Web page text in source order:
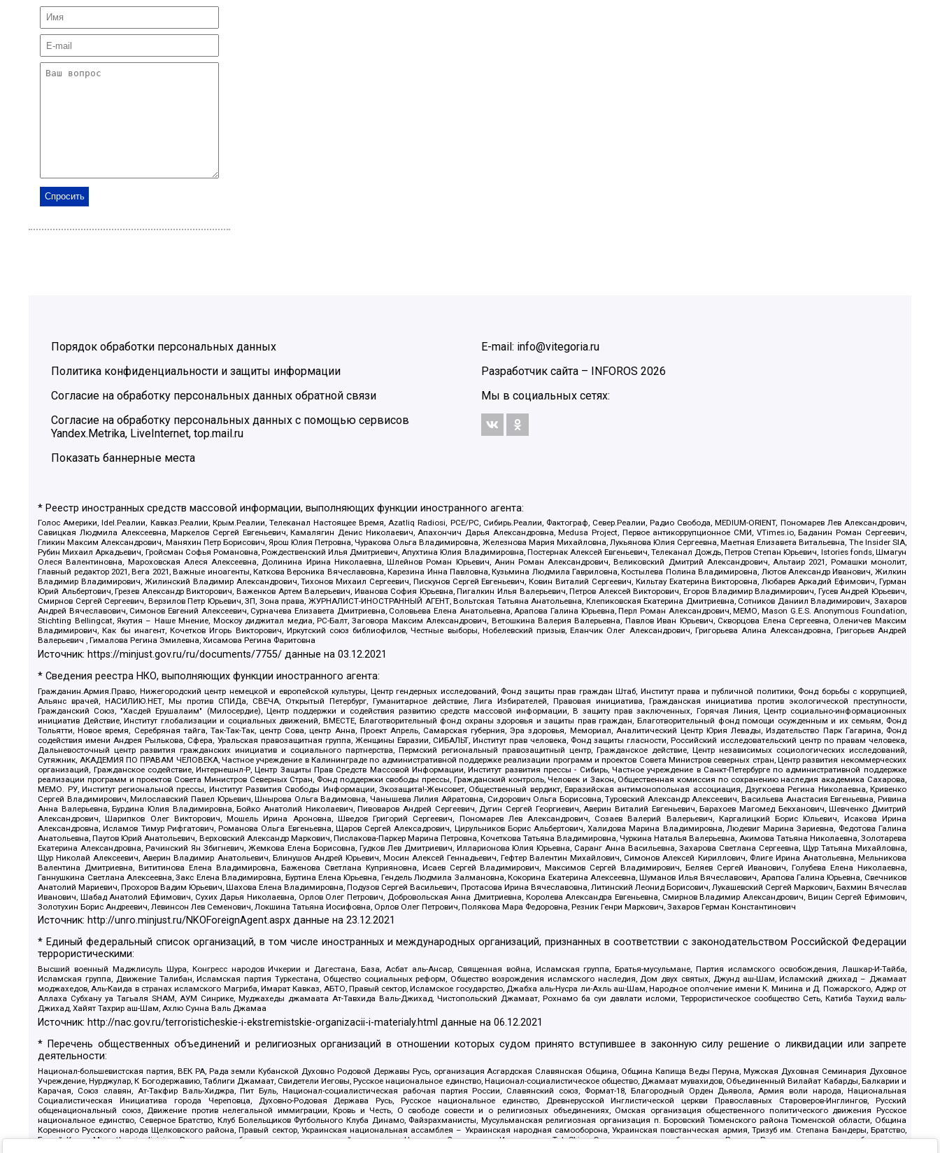
Порядок обработки персональных данных
Политика конфиденциальности и защиты информации
Согласие на обработку персональных данных обратной связи
Согласие на обработку персональных данных с помощью сервисов
Yandex.Metrika, LiveInternet, top.mail.ru
Показать баннерные места
E-mail: info@vitegoria.ru
Разработчик сайта – INFOROS 2026
Мы в социальных сетях:
* Реестр иностранных средств массовой информации, выполняющих функции иностранного агента:
Голос Америки, Idel.Реалии, Кавказ.Реалии, Крым.Реалии, Телеканал Настоящее Время, Azatliq Radiosi, PCE/PC, Сибирь.Реалии, Фактограф, Север.Реалии, Радио Свобода, MEDIUM-ORIENT, Пономарев Лев Александрович,
Савицкая Людмила Алексеевна, Маркелов Сергей Евгеньевич, Камалягин Денис Николаевич, Апахончич Дарья Александровна, Medusa Project, Первое антикоррупционное СМИ, VTimes.io, Баданин Роман Сергеевич,
Гликин Максим Александрович, Маняхин Петр Борисович, Ярош Юлия Петровна, Чуракова Ольга Владимировна, Железнова Мария Михайловна, Лукьянова Юлия Сергеевна, Маетная Елизавета Витальевна, The Insider SIA,
Рубин Михаил Аркадьевич, Гройсман Софья Романовна, Рождественский Илья Дмитриевич, Апухтина Юлия Владимировна, Постернак Алексей Евгеньевич, Телеканал Дождь, Петров Степан Юрьевич, Istories fonds, Шмагун
Олеся Валентиновна, Мароховская Алеся Алексеевна, Долинина Ирина Николаевна, Шлейнов Роман Юрьевич, Анин Роман Александрович, Великовский Дмитрий Александрович, Альтаир 2021, Ромашки монолит,
Главный редактор 2021, Вега 2021, Важные иноагенты, Каткова Вероника Вячеславовна, Карезина Инна Павловна, Кузьмина Людмила Гавриловна, Костылева Полина Владимировна, Лютов Александр Иванович, Жилкин
Владимир Владимирович, Жилинский Владимир Александрович, Тихонов Михаил Сергеевич, Пискунов Сергей Евгеньевич, Ковин Виталий Сергеевич, Кильтау Екатерина Викторовна, Любарев Аркадий Ефимович, Гурман
Юрий Альбертович, Грезев Александр Викторович, Важенков Артем Валерьевич, Иванова София Юрьевна, Пигалкин Илья Валерьевич, Петров Алексей Викторович, Егоров Владимир Владимирович, Гусев Андрей Юрьевич,
Смирнов Сергей Сергеевич, Верзилов Петр Юрьевич, ЗП, Зона права, ЖУРНАЛИСТ-ИНОСТРАННЫЙ АГЕНТ, Вольтская Татьяна Анатольевна, Клепиковская Екатерина Дмитриевна, Сотников Даниил Владимирович, Захаров
Андрей Вячеславович, Симонов Евгений Алексеевич, Сурначева Елизавета Дмитриевна, Соловьева Елена Анатольевна, Арапова Галина Юрьевна, Перл Роман Александрович, МЕМО, Mason G.E.S. Anonymous Foundation,
Stichting Bellingcat, Якутия – Наше Мнение, Москоу диджитал медиа, РС-Балт, Заговора Максим Александрович, Ветошкина Валерия Валерьевна, Павлов Иван Юрьевич, Скворцова Елена Сергеевна, Оленичев Максим
Владимирович, Как бы инагент, Кочетков Игорь Викторович, Иркутский союз библиофилов, Честные выборы, Нобелевский призыв, Еланчик Олег Александрович, Григорьева Алина Александровна, Григорьев Андрей
Валерьевич , Гималова Регина Эмилевна, Хисамова Регина Фаритовна
Источник: https://minjust.gov.ru/ru/documents/7755/ данные на03.12.2021
* Сведения реестра НКО, выполняющих функции иностранного агента:
Гражданин.Армия.Право, Нижегородский центр немецкой и европейской культуры, Центр гендерных исследований, Фонд защиты прав граждан Штаб, Институт права и публичной политики, Фонд борьбы с коррупцией,
Альянс врачей, НАСИЛИЮ.НЕТ, Мы против СПИДа, СВЕЧА, Открытый Петербург, Гуманитарное действие, Лига Избирателей, Правовая инициатива, Гражданская инициатива против экологической преступности,
Гражданский Союз, "Хасдей Ерушалаим" (Милосердие), Центр поддержки и содействия развитию средств массовой информации, В защиту прав заключенных, Горячая Линия, Центр социально-информационных
инициатив Действие, Институт глобализации и социальных движений, ВМЕСТЕ, Благотворительный фонд охраны здоровья и защиты прав граждан, Благотворительный фонд помощи осужденным и их семьям, Фонд
Тольятти, Новое время, Серебряная тайга, Так-Так-Так, центр Сова, центр Анна, Проект Апрель, Самарская губерния, Эра здоровья, Мемориал, Аналитический Центр Юрия Левады, Издательство Парк Гагарина, Фонд
содействия имени Андрея Рылькова, Сфера, Уральская правозащитная группа, Женщины Евразии, СИБАЛЬТ, Институт прав человека, Фонд защиты гласности, Российский исследовательский центр по правам человека,
Дальневосточный центр развития гражданских инициатив и социального партнерства, Пермский региональный правозащитный центр, Гражданское действие, Центр независимых социологических исследований,
Сутяжник, АКАДЕМИЯ ПО ПРАВАМ ЧЕЛОВЕКА, Частное учреждение в Калининграде по административной поддержке реализации программ и проектов Совета Министров северных стран, Центр развития некоммерческих
организаций, Гражданское содействие, Интернешнл-Р, Центр Защиты Прав Средств Массовой Информации, Институт развития прессы - Сибирь, Частное учреждение в Санкт-Петербурге по административной поддержке
реализации программ и проектов Совета Министров Северных Стран, Фонд поддержки свободы прессы, Гражданский контроль, Человек и Закон, Общественная комиссия по сохранению наследия академика Сахарова,
МЕМО. РУ, Институт региональной прессы, Институт Развития Свободы Информации, Экозащита!-Женсовет, Общественный вердикт, Евразийская антимонопольная ассоциация, Дзугкоева Регина Николаевна, Кривенко
Сергей Владимирович, Милославский Павел Юрьевич, Шнырова Ольга Вадимовна, Чанышева Лилия Айратовна, Сидорович Ольга Борисовна, Туровский Александр Алексеевич, Васильева Анастасия Евгеньевна, Ривина
Анна Валерьевна, Бурдина Юлия Владимировна, Бойко Анатолий Николаевич, Пивоваров Андрей Сергеевич, Дугин Сергей Георгиевич, Аверин Виталий Евгеньевич, Барахоев Магомед Бекханович, Шевченко Дмитрий
Александрович, Шарипков Олег Викторович, Мошель Ирина Ароновна, Шведов Григорий Сергеевич, Пономарев Лев Александрович, Созаев Валерий Валерьевич, Каргалицкий Борис Юльевич, Исакова Ирина
Александровна, Исламов Тимур Рифгатович, Романова Ольга Евгеньевна, Щаров Сергей Алексадрович, Цирульников Борис Альбертович, Халидова Марина Владимировна, Людевиг Марина Зариевна, Федотова Галина
Анатольевна, Паутов Юрий Анатольевич, Верховский Александр Маркович, Пислакова-Паркер Марина Петровна, Кочеткова Татьяна Владимировна, Чуркина Наталья Валерьевна, Акимова Татьяна Николаевна, Золотарева
Екатерина Александровна, Рачинский Ян Збигневич, Жемкова Елена Борисовна, Гудков Лев Дмитриевич, Илларионова Юлия Юрьевна, Саранг Анна Васильевна, Захарова Светлана Сергеевна, Щур Татьяна Михайловна,
Щур Николай Алексеевич, Аверин Владимир Анатольевич, Блинушов Андрей Юрьевич, Мосин Алексей Геннадьевич, Гефтер Валентин Михайлович, Симонов Алексей Кириллович, Флиге Ирина Анатольевна, Мельникова
Валентина Дмитриевна, Вититинова Елена Владимировна, Баженова Светлана Куприяновна, Исаев Сергей Владимирович, Максимов Сергей Владимирович, Беляев Сергей Иванович, Голубева Елена Николаевна,
Ганнушкина Светлана Алексеевна, Закс Елена Владимировна, Буртина Елена Юрьевна, Гендель Людмила Залмановна, Кокорина Екатерина Алексеевна, Шуманов Илья Вячеславович, Арапова Галина Юрьевна, Свечников
Анатолий Мариевич, Прохоров Вадим Юрьевич, Шахова Елена Владимировна, Подузов Сергей Васильевич, Протасова Ирина Вячеславовна, Литинский Леонид Борисович, Лукашевский Сергей Маркович, Бахмин Вячеслав
Иванович, Шабад Анатолий Ефимович, Сухих Дарья Николаевна, Орлов Олег Петрович, Добровольская Анна Дмитриевна, Королева Александра Евгеньевна, Смирнов Владимир Александрович, Вицин Сергей Ефимович,
Золотухин Борис Андреевич, Левинсон Лев Семенович, Локшина Татьяна Иосифовна, Орлов Олег Петрович, Полякова Мара Федоровна, Резник Генри Маркович, Захаров Герман Константинович
Источник: http://unro.minjust.ru/NKOForeignAgent.aspx данные на23.12.2021
* Единый федеральный список организаций, в том числе иностранных и международных организаций, признанных в соответствии с законодательством Российской Федерации
террористическими:
Высший военный Маджлисуль Шура, Конгресс народов Ичкерии и Дагестана, База, Асбат аль-Ансар, Священная война, Исламская группа, Братья-мусульмане, Партия исламского освобождения, Лашкар-И-Тайба,
Исламская группа, Движение Талибан, Исламская партия Туркестана, Общество социальных реформ, Общество возрождения исламского наследия, Дом двух святых, Джунд аш-Шам, Исламский джихад – Джамаат
моджахедов, Аль-Каида в странах исламского Магриба, Имарат Кавказ, АБТО, Правый сектор, Исламское государство, Джабха аль-Нусра ли-Ахль аш-Шам, Народное ополчение имени К. Минина и Д. Пожарского, Аджр от
Аллаха Субхану уа Тагьаля SHAM, АУМ Синрике, Муджахеды джамаата Ат-Тавхида Валь-Джихад, Чистопольский Джамаат, Рохнамо ба суи давлати исломи, Террористическое сообщество Сеть, Катиба Таухид валь-
Джихад, Хайят Тахрир аш-Шам, Ахлю Сунна Валь Джамаа
Источник: http://nac.gov.ru/terroristicheskie-i-ekstremistskie-organizacii-i-materialy.html данные на06.12.2021
* Перечень общественных объединений и религиозных организаций в отношении которых судом принято вступившее в законную силу решение о ликвидации или запрете
деятельности:
Национал-большевистская партия, ВЕК РА, Рада земли Кубанской Духовно Родовой Державы Русь, организация Асгардская Славянская Община, Община Капища Веды Перуна, Мужская Духовная Семинария Духовное
Учреждение, Нурджулар, К Богодержавию, Таблиги Джамаат, Свидетели Иеговы, Русское национальное единство, Национал-социалистическое общество, Джамаат мувахидов, Объединенный Вилайат Кабарды, Балкарии и
Карачая, Союз славян, Ат-Такфир Валь-Хиджра, Пит Буль, Национал-социалистическая рабочая партия России, Славянский союз, Формат-18, Благородный Орден Дьявола, Армия воли народа, Национальная
Социалистическая Инициатива города Череповца, Духовно-Родовая Держава Русь, Русское национальное единство, Древнерусской Инглистической церкви Православных Староверов-Инглингов, Русский
общенациональный союз, Движение против нелегальной иммиграции, Кровь и Честь, О свободе совести и о религиозных объединениях, Омская организация общественного политического движения Русское
национальное единство, Северное Братство, Клуб Болельщиков Футбольного Клуба Динамо, Файзрахманисты, Мусульманская религиозная организация п. Боровский Тюменского района Тюменской области, Община
Коренного Русского народа Щелковского района, Правый сектор, Украинская национальная ассамблея – Украинская народная самооборона, Украинская повстанческая армия, Тризуб им. Степана Бандеры, Братство,
Белый Крест, Misanthropic division, Религиозное объединение последователей инглиизма, Народная Социальная Инициатива, TulaSkins, Этнополитическое объединение Русские, Русское национальное объединение